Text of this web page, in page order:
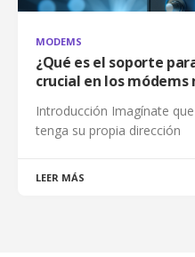
MODEMS
¿Qué es el soporte
crucial en los módems
Introducción Imagínate
tenga su propia dirección
LEER MÁS